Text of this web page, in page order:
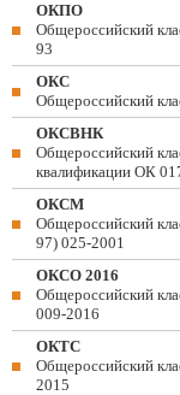
ОКПО
Общероссийский
93
ОКС
Общероссийский
ОКСВНК
Общероссийский
квалификации ОК
ОКСМ
Общероссийский
97) 025-2001
ОКСО 2016
Общероссийский
009-2016
ОКТС
Общероссийский
2015